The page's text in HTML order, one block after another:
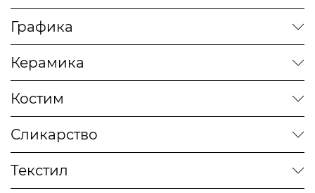
Графика
Керамика
Костим
Сликарство
Текстил